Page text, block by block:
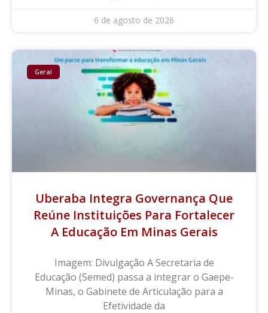
6 de agosto de 2026
Geral
Uberaba Integra Governança Que
Reúne Instituições Para Fortalecer
A Educação Em Minas Gerais
Imagem: Divulgação A Secretaria de
Educação (Semed) passa a integrar o Gaepe-
Minas, o Gabinete de Articulação para a
Efetividade da